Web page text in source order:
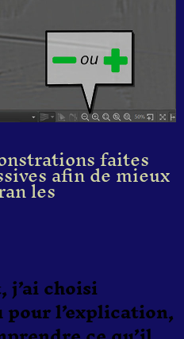
faites
afin de mieux
les
choisi
l’explication,